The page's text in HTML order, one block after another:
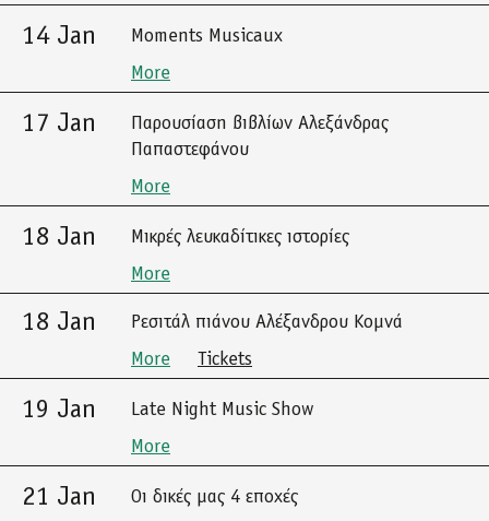
14 Jan
Moments Musicaux
More
17 Jan
Παρουσίαση βιβλίων Αλεξάνδρας
Παπαστεφάνου
More
18 Jan
Μικρές λευκαδίτικες ιστορίες
More
18 Jan
Ρεσιτάλ πιάνου Αλέξανδρου Κομνά
More
Tickets
19 Jan
Late Night Music Show
More
21 Jan
Οι δικές μας 4 εποχές